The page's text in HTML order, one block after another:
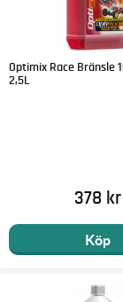
Optimix Race Bränsle
2,5L
378 kr
Köp